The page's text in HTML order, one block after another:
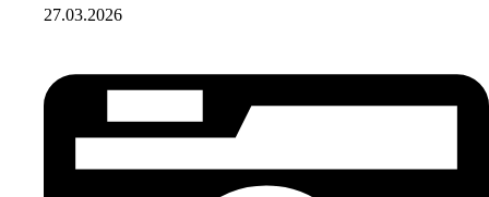
27.03.2026